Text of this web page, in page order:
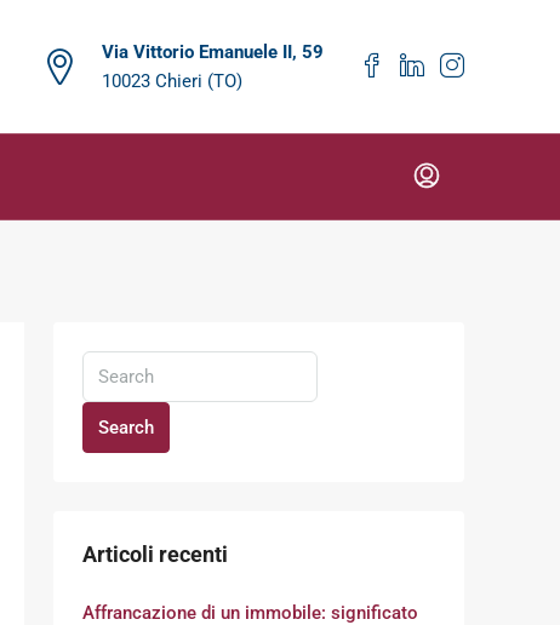
Via Vittorio Emanuele II, 59
10023 Chieri (TO)
Search
Articoli recenti
Affrancazione di un immobile: significato